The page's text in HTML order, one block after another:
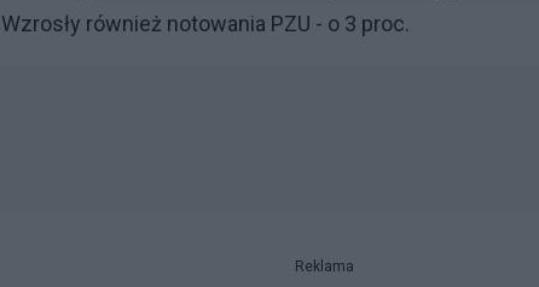
również notowania PZU - o 3 proc.
Reklama